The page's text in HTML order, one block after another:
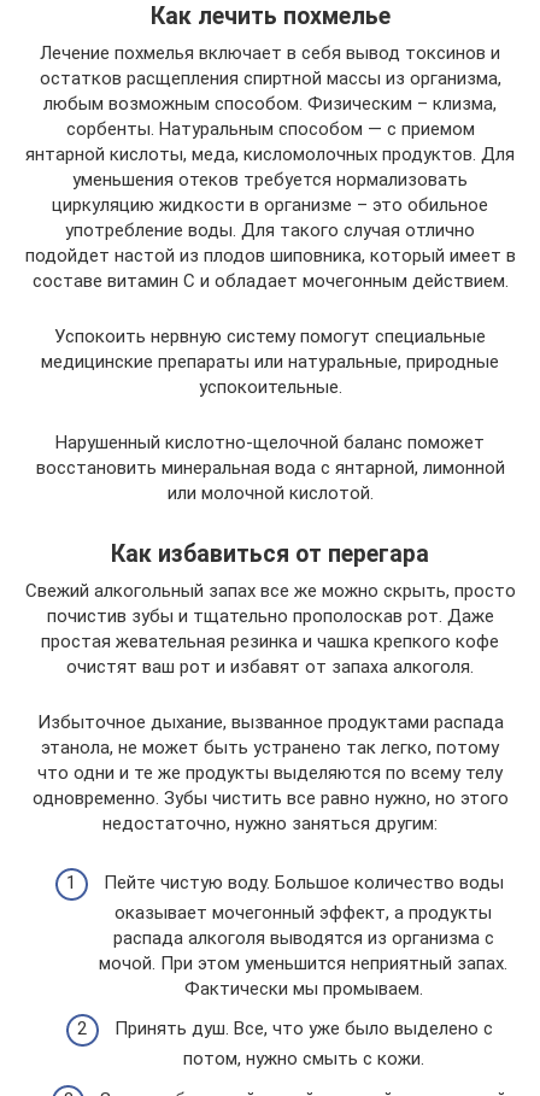
Как лечить похмелье
Лечение похмелья включает в себя вывод токсинов и
остатков расщепления спиртной массы из организма,
любым возможным способом. Физическим – клизма,
сорбенты. Натуральным способом — с приемом
янтарной кислоты, меда, кисломолочных продуктов. Для
уменьшения отеков требуется нормализовать
циркуляцию жидкости в организме – это обильное
употребление воды. Для такого случая отлично
подойдет настой из плодов шиповника, который имеет в
составе витамин С и обладает мочегонным действием.
Успокоить нервную систему помогут специальные
медицинские препараты или натуральные, природные
успокоительные.
Нарушенный кислотно-щелочной баланс поможет
восстановить минеральная вода с янтарной, лимонной
или молочной кислотой.
Как избавиться от перегара
Свежий алкогольный запах все же можно скрыть, просто
почистив зубы и тщательно прополоскав рот. Даже
простая жевательная резинка и чашка крепкого кофе
очистят ваш рот и избавят от запаха алкоголя.
Избыточное дыхание, вызванное продуктами распада
этанола, не может быть устранено так легко, потому
что одни и те же продукты выделяются по всему телу
одновременно. Зубы чистить все равно нужно, но этого
недостаточно, нужно заняться другим:
Пейте чистую воду. Большое количество воды
оказывает мочегонный эффект, а продукты
распада алкоголя выводятся из организма с
мочой. При этом уменьшится неприятный запах.
Фактически мы промываем.
Принять душ. Все, что уже было выделено с
потом, нужно смыть с кожи.